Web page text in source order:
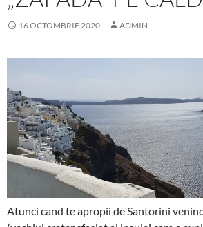
16 OCTOMBRIE 2020 ADMIN
Atunci cand te apropii de Santorini